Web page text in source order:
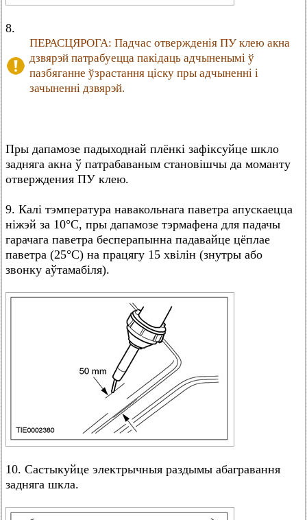
8.
ПЕРАСЦЯРОГА: Падчас отвержденія ПУ клею акна
дзвярэй патрабуецца пакідаць адчыненымі ў
пазбяганне ўзрастання ціску пры адчыненні і
зачыненні дзвярэй.
Пры дапамозе падыходнай плёнкі зафіксуйце шкло
задняга акна ў патрабаваным становішчы да моманту
отверждения ПУ клею.
9. Калі тэмпература навакольнага паветра апускаецца
ніжэй за 10°C, пры дапамозе тэрмафена для падачы
гарачага паветра бесперапынна падавайце цёплае
паветра (25°C) на працягу 15 хвілін (знутры або
звонку аўтамабіля).
10. Састыкуйце электрычныя раздымы абагравання
задняга шкла.